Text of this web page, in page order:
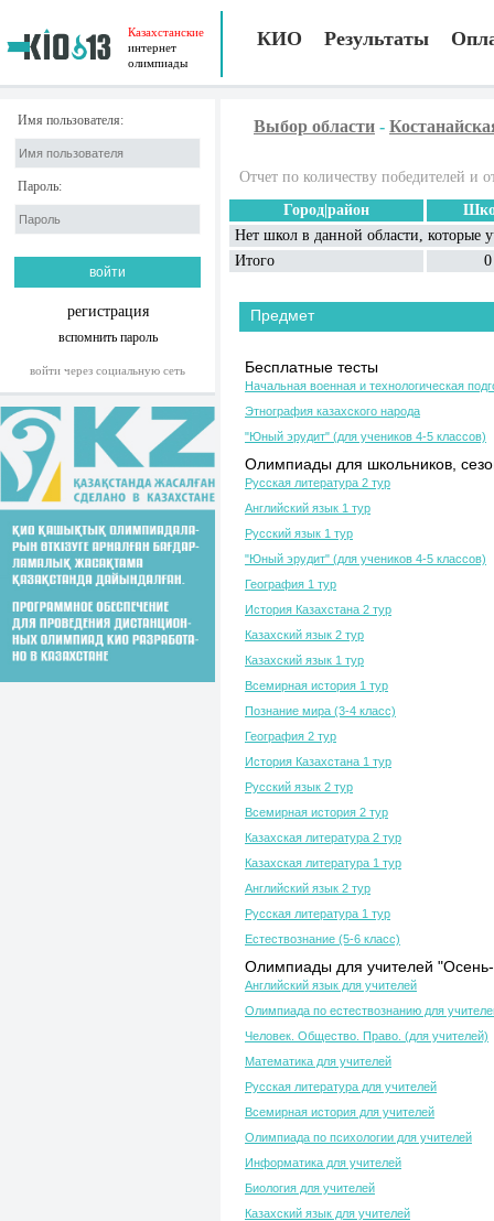
Казахстанские
интернет
олимпиады
КИО Результаты
Имя пользователя:
Пароль:
регистрация
вспомнить пароль
войти через социальную сеть
Выбор области -
Отчет по количеству победителей и
Город|район
Нет школ в данной области, которые
Итого
0
Предмет
Бесплатные тесты
Начальная военная и технологическая
Этнография казахского народа
"Юный эрудит" (для учеников 4-5 классов)
Олимпиады для школьников,
Русская литература 2 тур
Английский язык 1 тур
Русский язык 1 тур
"Юный эрудит" (для учеников 4-5 классов)
География 1 тур
История Казахстана 2 тур
Казахский язык 2 тур
Казахский язык 1 тур
Всемирная история 1 тур
Познание мира (3-4 класс)
География 2 тур
История Казахстана 1 тур
Русский язык 2 тур
Всемирная история 2 тур
Казахская литература 2 тур
Казахская литература 1 тур
Английский язык 2 тур
Русская литература 1 тур
Естествознание (5-6 класс)
Олимпиады для учителей
Английский язык для учителей
Олимпиада по естествознанию для
Человек. Общество. Право. (для учителей)
Математика для учителей
Русская литература для учителей
Всемирная история для учителей
Олимпиада по психологии для учителей
Информатика для учителей
Биология для учителей
Казахский язык для учителей